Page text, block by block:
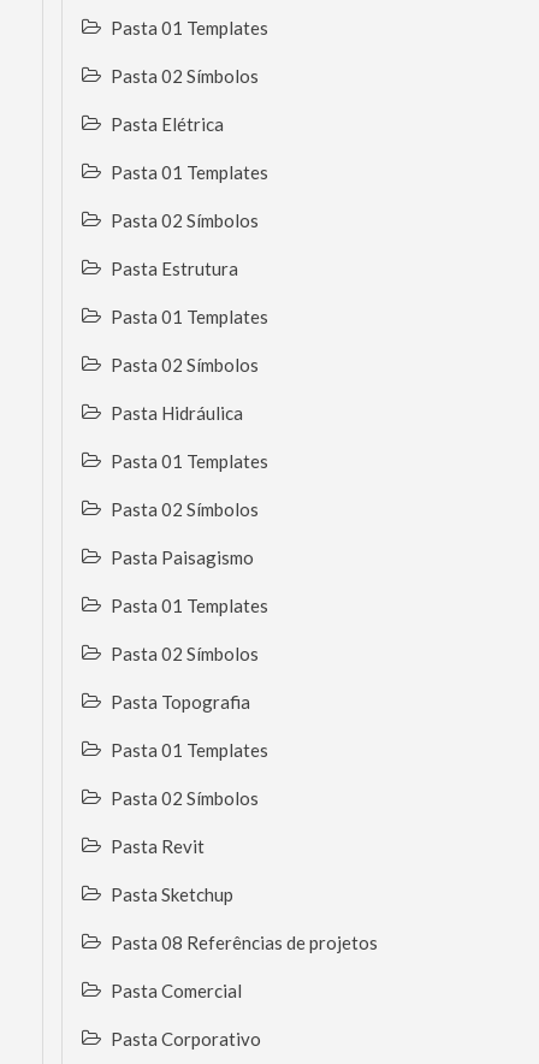
Pasta 01 Templates
Pasta 02 Símbolos
Pasta Elétrica
Pasta 01 Templates
Pasta 02 Símbolos
Pasta Estrutura
Pasta 01 Templates
Pasta 02 Símbolos
Pasta Hidráulica
Pasta 01 Templates
Pasta 02 Símbolos
Pasta Paisagismo
Pasta 01 Templates
Pasta 02 Símbolos
Pasta Topografia
Pasta 01 Templates
Pasta 02 Símbolos
Pasta Revit
Pasta Sketchup
Pasta 08 Referências de projetos
Pasta Comercial
Pasta Corporativo